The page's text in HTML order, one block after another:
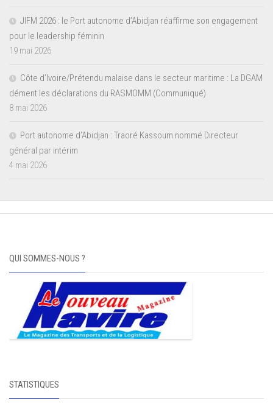
JIFM 2026 : le Port autonome d’Abidjan réaffirme son engagement
pour le leadership féminin
19 mai 2026
Côte d’Ivoire/Prétendu malaise dans le secteur maritime : La DGAM
dément les déclarations du RASMOMM (Communiqué)
8 mai 2026
Port autonome d’Abidjan : Traoré Kassoum nommé Directeur
général par intérim
4 mai 2026
QUI SOMMES-NOUS ?
STATISTIQUES